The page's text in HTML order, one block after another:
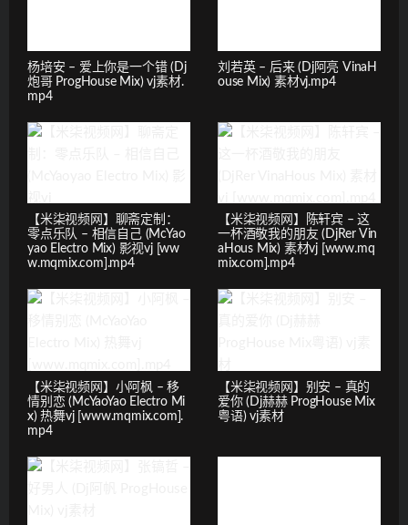
杨培安 – 爱上你是一个错 (Dj
炮哥 ProgHouse Mix) vj素材.
mp4
刘若英 – 后来 (Dj阿亮 VinaH
ouse Mix) 素材vj.mp4
【米柒视频网】聊斋定制：
零点乐队 – 相信自己 (McYao
yao Electro Mix) 影视vj [ww
w.mqmix.com].mp4
【米柒视频网】陈轩宾 – 这
一杯酒敬我的朋友 (DjRer Vin
aHous Mix) 素材vj [www.mq
mix.com].mp4
【米柒视频网】小阿枫 – 移
情别恋 (McYaoYao Electro Mi
x) 热舞vj [www.mqmix.com].
mp4
【米柒视频网】别安 – 真的
爱你 (Dj赫赫 ProgHouse Mix
粤语) vj素材